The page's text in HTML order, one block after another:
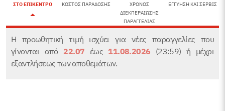
ΣΤΟ ΕΠΙΚΕΝΤΡΟ ΚΟΣΤΟΣ ΠΑΡΑΔΟΣΗΣ
ΧΡΟΝΟΣ
ΔΙΕΚΠΕΡΑΙΩΣΗΣ
ΠΑΡΑΓΓΕΛΙΑΣ
ΕΓΓΥΗΣΗ ΚΑΙ ΣΕΡΒΙΣ
Η προωθητική τιμή ισχύει για νέες παραγγελίες που
γίνονται από 22.07 έως 11.08.2026 (23:59) ή μέχρι
εξαντλήσεως των αποθεμάτων.